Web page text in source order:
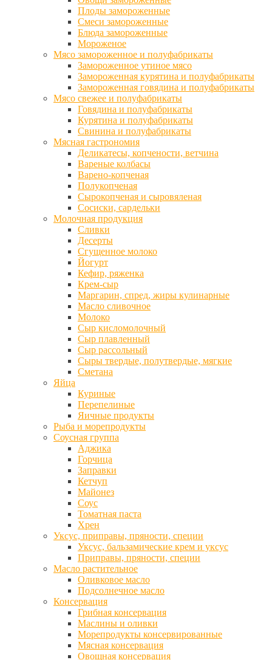
Плоды замороженные
Смеси замороженные
Блюда замороженные
Мороженое
Мясо замороженное и полуфабрикаты
Замороженное утиное мясо
Замороженная курятина и полуфабрикаты
Замороженная говядина и полуфабрикаты
Мясо свежее и полуфабрикаты
Говядина и полуфабрикаты
Курятина и полуфабрикаты
Свинина и полуфабрикаты
Мясная гастрономия
Деликатесы, копчености, ветчина
Вареные колбасы
Варено-копченая
Полукопченая
Сырокопченая и сыровяленая
Сосиски, сардельки
Молочная продукция
Сливки
Десерты
Сгущенное молоко
Йогурт
Кефир, ряженка
Крем-сыр
Маргарин, спред, жиры кулинарные
Масло сливочное
Молоко
Сыр кисломолочный
Сыр плавленный
Сыр рассольный
Сыры твердые, полутвердые, мягкие
Сметана
Яйца
Куриные
Перепелиные
Яичные продукты
Рыба и морепродукты
Соусная группа
Аджика
Горчица
Заправки
Кетчуп
Майонез
Соус
Томатная паста
Хрен
Уксус, приправы, пряности, специи
Уксус, бальзамические крем и уксус
Приправы, пряности, специи
Масло растительное
Оливковое масло
Подсолнечное масло
Консервация
Грибная консервация
Маслины и оливки
Морепродукты консервированные
Мясная консервация
Овощная консервация